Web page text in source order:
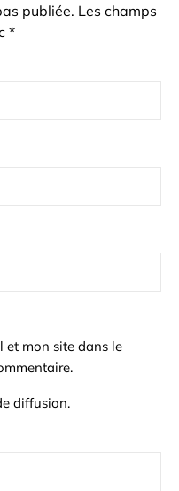
publiée. Les champs
*
et mon site dans le
diffusion.